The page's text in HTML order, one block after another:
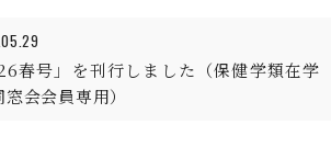
春号」を刊行しました（保健学類在学
会会員専用）